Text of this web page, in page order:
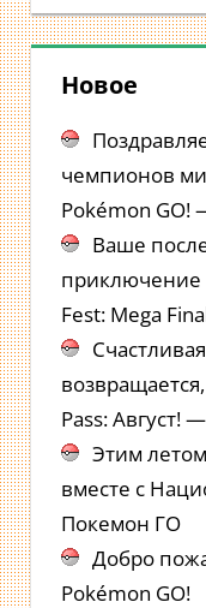
Новое
чемпионов
Pokémon
Ваше
приключение
Fest: Mega
Pass: Август!
Этим
вместе с
Покемон ГО
Добро
Pokémon GO!